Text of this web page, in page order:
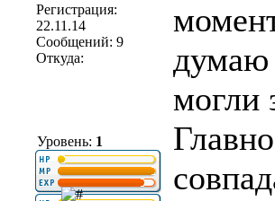
Регистрация:
22.11.14
Сообщений: 9
Откуда:
Уровень: 1
думаю
могли